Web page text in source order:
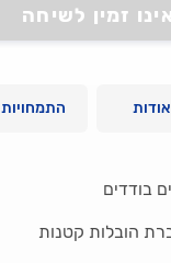
אינו זמין לשיחה
אודות התמחויות
בודדים